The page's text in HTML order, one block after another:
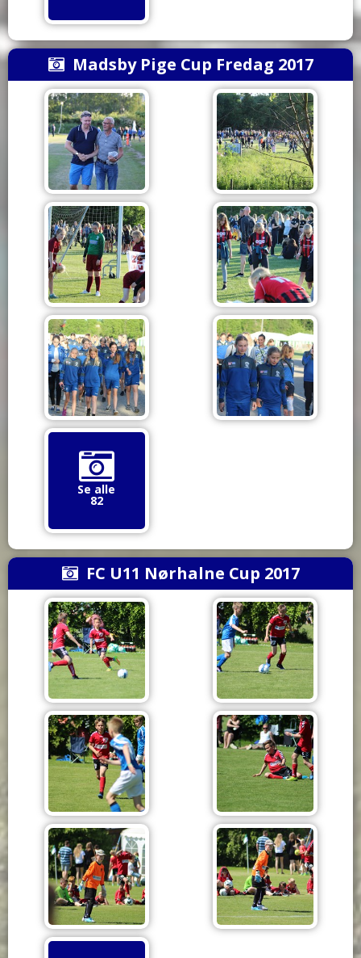
Madsby Pige Cup Fredag 2017
Se alle
82
FC U11 Nørhalne Cup 2017